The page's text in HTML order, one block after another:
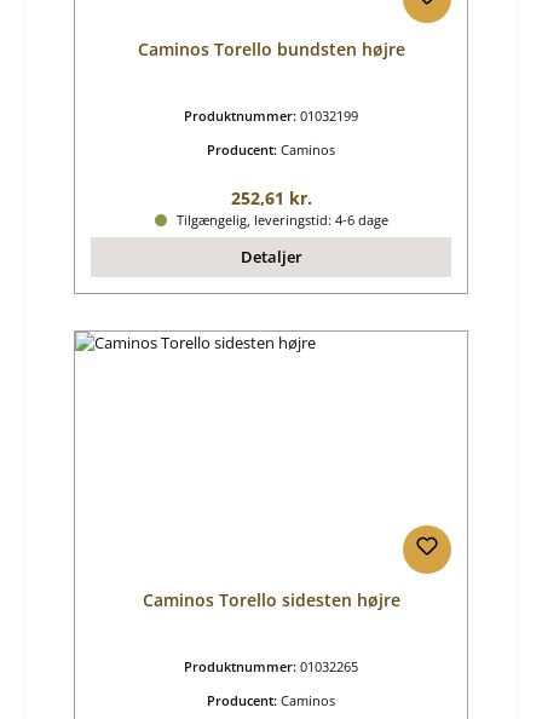
Caminos Torello bundsten højre
Produktnummer: 01032199
Producent: Caminos
Almindelig pris:
252,61 kr.
Tilgængelig, leveringstid: 4-6 dage
Detaljer
Caminos Torello sidesten højre
Produktnummer: 01032265
Producent: Caminos